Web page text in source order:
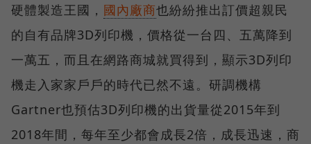
硬體製造王國， 國內廠商也紛紛推出訂價超親民
的自有品牌3D列印機，價格從一台四、五萬降到
一萬五，而且在網路商城就買得到，顯示3D列印
機走入家家戶戶的時代已然不遠。研調機構
Gartner也預估3D列印機的出貨量從2015年到
2018年間，每年至少都會成長2倍，成長迅速，商